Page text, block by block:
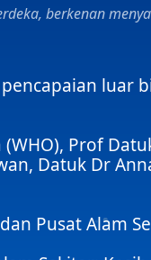
berkenan
luar
Prof
Datuk Dr
Pusat Alam